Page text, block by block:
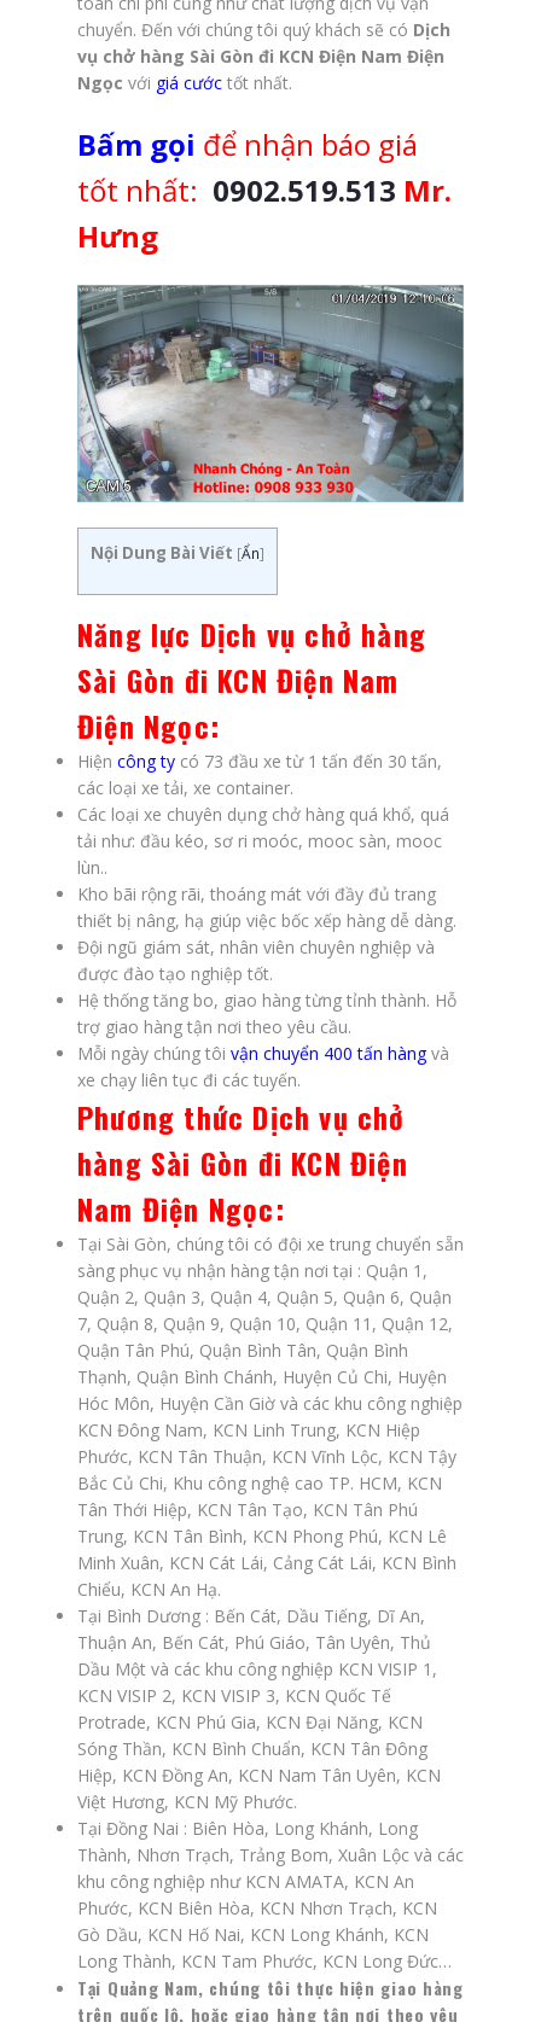
chuyển. Đến với chúng tôi quý khách sẽ có Dịch
vụ chở hàng Sài Gòn đi KCN Điện Nam Điện
Ngọc với giá cước tốt nhất.
Bấm gọi để nhận báo giá
tốt nhất: 0902.519.513 Mr.
Hưng
Nội Dung Bài Viết [Ẩn]
Năng lực Dịch vụ chở hàng
Sài Gòn đi KCN Điện Nam
Điện Ngọc:
Hiện công ty có 73 đầu xe từ 1 tấn đến 30 tấn,
các loại xe tải, xe container.
Các loại xe chuyên dụng chở hàng quá khổ, quá
tải như: đầu kéo, sơ ri moóc, mooc sàn, mooc
lùn..
Kho bãi rộng rãi, thoáng mát với đầy đủ trang
thiết bị nâng, hạ giúp việc bốc xếp hàng dễ dàng.
Đội ngũ giám sát, nhân viên chuyên nghiệp và
được đào tạo nghiệp tốt.
Hệ thống tăng bo, giao hàng từng tỉnh thành. Hỗ
trợ giao hàng tận nơi theo yêu cầu.
Mỗi ngày chúng tôi vận chuyển 400 tấn hàng và
xe chạy liên tục đi các tuyến.
Phương thức Dịch vụ chở
hàng Sài Gòn đi KCN Điện
Nam Điện Ngọc:
Tại Sài Gòn, chúng tôi có đội xe trung chuyển sẵn
sàng phục vụ nhận hàng tận nơi tại : Quận 1,
Quận 2, Quận 3, Quận 4, Quận 5, Quận 6, Quận
7, Quận 8, Quận 9, Quận 10, Quận 11, Quận 12,
Quận Tân Phú, Quận Bình Tân, Quận Bình
Thạnh, Quận Bình Chánh, Huyện Củ Chi, Huyện
Hóc Môn, Huyện Cần Giờ và các khu công nghiệp
KCN Đông Nam, KCN Linh Trung, KCN Hiệp
Phước, KCN Tân Thuận, KCN Vĩnh Lộc, KCN Tậy
Bắc Củ Chi, Khu công nghệ cao TP. HCM, KCN
Tân Thới Hiệp, KCN Tân Tạo, KCN Tân Phú
Trung, KCN Tân Bình, KCN Phong Phú, KCN Lê
Minh Xuân, KCN Cát Lái, Cảng Cát Lái, KCN Bình
Chiểu, KCN An Hạ.
Tại Bình Dương : Bến Cát, Dầu Tiếng, Dĩ An,
Thuận An, Bến Cát, Phú Giáo, Tân Uyên, Thủ
Dầu Một và các khu công nghiệp KCN VISIP 1,
KCN VISIP 2, KCN VISIP 3, KCN Quốc Tế
Protrade, KCN Phú Gia, KCN Đại Năng, KCN
Sóng Thần, KCN Bình Chuẩn, KCN Tân Đông
Hiệp, KCN Đồng An, KCN Nam Tân Uyên, KCN
Việt Hương, KCN Mỹ Phước.
Tại Đồng Nai : Biên Hòa, Long Khánh, Long
Thành, Nhơn Trạch, Trảng Bom, Xuân Lộc và các
khu công nghiệp như KCN AMATA, KCN An
Phước, KCN Biên Hòa, KCN Nhơn Trạch, KCN
Gò Dầu, KCN Hố Nai, KCN Long Khánh, KCN
Long Thành, KCN Tam Phước, KCN Long Đức…
Tại Quảng Nam, chúng tôi thực hiện giao hàng
trên quốc lộ, hoặc giao hàng tận nơi theo yêu